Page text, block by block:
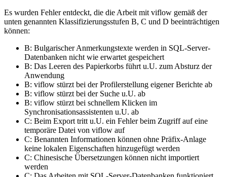
Es wurden Fehler entdeckt, die die Arbeit mit viflow gemäß der
unten genannten Klassifizierungsstufen B, C und D beeinträchtigen
können:
B: Bulgarischer Anmerkungstexte werden in SQL-Server-
Datenbanken nicht wie erwartet gespeichert
B: Das Leeren des Papierkorbs führt u.U. zum Absturz der
Anwendung
B: viflow stürzt bei der Profilerstellung eigener Berichte ab
B: viflow stürzt bei der Suche u.U. ab
B: viflow stürzt bei schnellem Klicken im
Synchronisationsassistenten u.U. ab
C: Beim Export tritt u.U. ein Fehler beim Zugriff auf eine
temporäre Datei von viflow auf
C: Benannten Informationen können ohne Präfix-Anlage
keine lokalen Eigenschaften hinzugefügt werden
C: Chinesische Übersetzungen können nicht importiert
werden